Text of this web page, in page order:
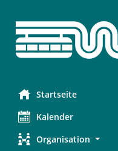
Startseite
Kalender
Organisation